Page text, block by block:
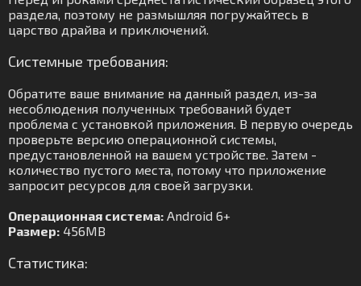
раздела, поэтому не размышляя погружайтесь в
царство драйва и приключений.
Системные требования:
Обратите ваше внимание на данный раздел, из-за
несоблюдения полученных требований будет
проблема с установкой приложения. В первую очередь
проверьте версию операционной системы,
предустановленной на вашем устройстве. Затем -
количество пустого места, потому что приложение
запросит ресурсов для своей загрузки.
Операционная система: Android 6+
Размер: 456MB
Статистика: